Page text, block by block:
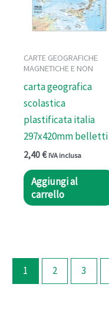
CARTE GEOGRAFICHE
MAGNETICHE E NON
carta geografica
scolastica
plastificata italia
297x420mm belletti
2,40€ IVA inclusa
Aggiungi al
carrello
1 2 3